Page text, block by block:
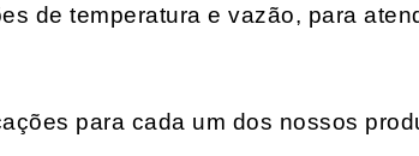
de temperatura e vazão, para
para cada um dos nossos